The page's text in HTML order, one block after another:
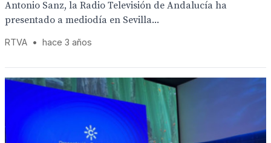
Antonio Sanz, la Radio Televisión de Andalucía ha
presentado a mediodía en Sevilla...
RTVA • hace 3 años